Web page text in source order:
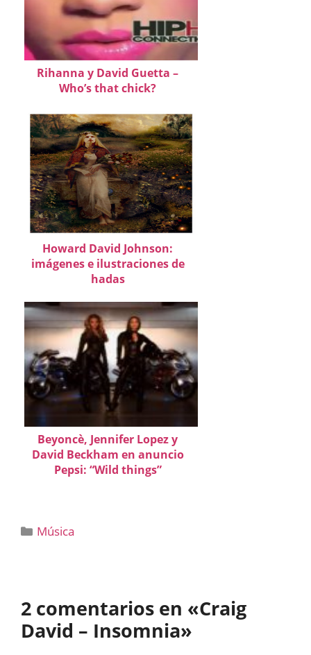
Rihanna y David Guetta –
Who’s that chick?
Howard David Johnson:
imágenes e ilustraciones de
hadas
Beyoncè, Jennifer Lopez y
David Beckham en anuncio
Pepsi: “Wild things”
Categorías
Música
2 comentarios en «Craig
David – Insomnia»